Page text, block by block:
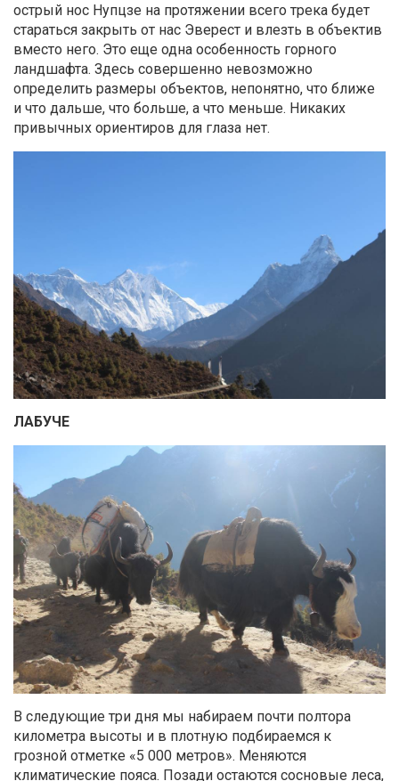
острый нос Нупцзе на протяжении всего трека будет
стараться закрыть от нас Эверест и влезть в объектив
вместо него. Это еще одна особенность горного
ландшафта. Здесь совершенно невозможно
определить размеры объектов, непонятно, что ближе
и что дальше, что больше, а что меньше. Никаких
привычных ориентиров для глаза нет.
ЛАБУЧЕ
В следующие три дня мы набираем почти полтора
километра высоты и в плотную подбираемся к
грозной отметке «5 000 метров». Меняются
климатические пояса. Позади остаются сосновые леса,